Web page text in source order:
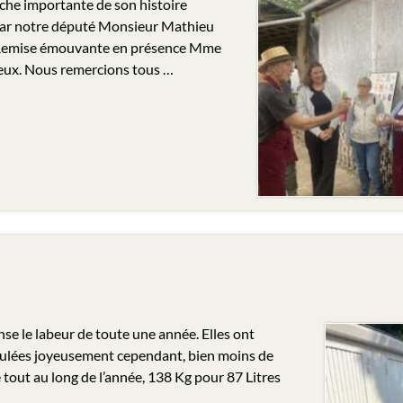
importante de son histoire
notre député Monsieur Mathieu
émouvante en présence Mme
Nous remercions tous …
le labeur de toute une année. Elles ont
joyeusement cependant, bien moins de
au long de l’année, 138 Kg pour 87 Litres